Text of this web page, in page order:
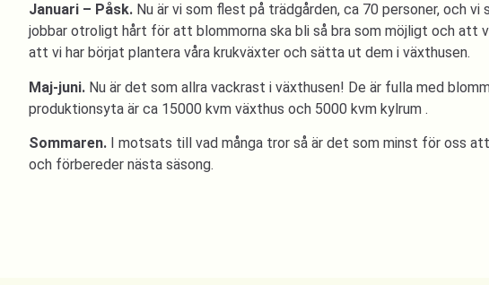
Januari – Påsk. Nu är vi som flest på trädgården, ca 70 personer, och
jobbar otroligt hårt för att blommorna ska bli så bra som möjligt och att
att vi har börjat plantera våra krukväxter och sätta ut dem i växthusen.
Maj-juni. Nu är det som allra vackrast i växthusen! De är fulla med
produktionsyta är ca 15000 kvm växthus och 5000 kvm kylrum .
Sommaren. I motsats till vad många tror så är det som minst för oss att
och förbereder nästa säsong.